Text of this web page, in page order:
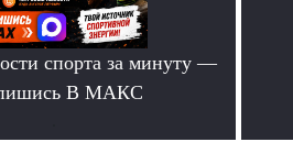
спорта за минуту —
В МАКС